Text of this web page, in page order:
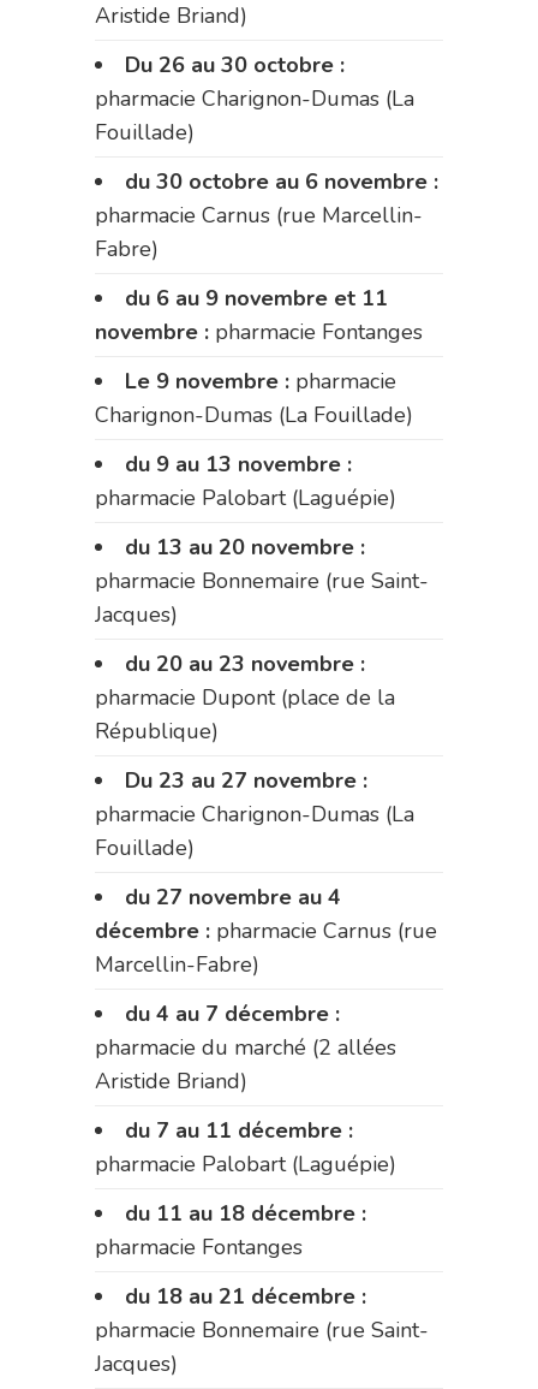
Aristide Briand)
Du 26 au 30 octobre :
pharmacie Charignon-Dumas (La
Fouillade)
du 30 octobre au 6 novembre :
pharmacie Carnus (rue Marcellin-
Fabre)
du 6 au 9 novembre et 11
novembre : pharmacie Fontanges
Le 9 novembre : pharmacie
Charignon-Dumas (La Fouillade)
du 9 au 13 novembre :
pharmacie Palobart (Laguépie)
du 13 au 20 novembre :
pharmacie Bonnemaire (rue Saint-
Jacques)
du 20 au 23 novembre :
pharmacie Dupont (place de la
République)
Du 23 au 27 novembre :
pharmacie Charignon-Dumas (La
Fouillade)
du 27 novembre au 4
décembre : pharmacie Carnus (rue
Marcellin-Fabre)
du 4 au 7 décembre :
pharmacie du marché (2 allées
Aristide Briand)
du 7 au 11 décembre :
pharmacie Palobart (Laguépie)
du 11 au 18 décembre :
pharmacie Fontanges
du 18 au 21 décembre :
pharmacie Bonnemaire (rue Saint-
Jacques)